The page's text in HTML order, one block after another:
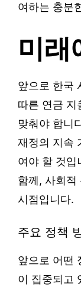
여하는 충분
미래
앞으로 한국
따른 연금 지
맞춰야 합니
재정의 지속
여야 할 것입
함께, 사회적
시점입니다.
주요 정책
앞으로 어떤
이 집중되고